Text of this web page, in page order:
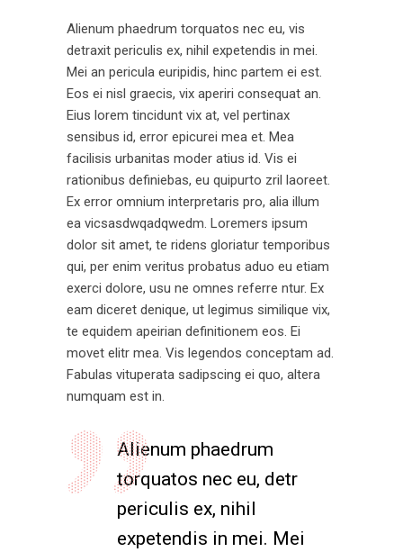
Alienum phaedrum torquatos nec eu, vis
detraxit periculis ex, nihil expetendis in mei.
Mei an pericula euripidis, hinc partem ei est.
Eos ei nisl graecis, vix aperiri consequat an.
Eius lorem tincidunt vix at, vel pertinax
sensibus id, error epicurei mea et. Mea
facilisis urbanitas moder atius id. Vis ei
rationibus definiebas, eu quipurto zril laoreet.
Ex error omnium interpretaris pro, alia illum
ea vicsasdwqadqwedm. Loremers ipsum
dolor sit amet, te ridens gloriatur temporibus
qui, per enim veritus probatus aduo eu etiam
exerci dolore, usu ne omnes referre ntur. Ex
eam diceret denique, ut legimus similique vix,
te equidem apeirian definitionem eos. Ei
movet elitr mea. Vis legendos conceptam ad.
Fabulas vituperata sadipscing ei quo, altera
numquam est in.
Alienum phaedrum
torquatos nec eu, detr
periculis ex, nihil
expetendis in mei. Mei